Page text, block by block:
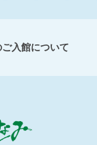
入館について